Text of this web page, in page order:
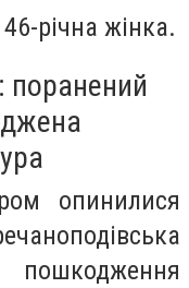
річна жінка.
поранений
опинилися
пошкодження